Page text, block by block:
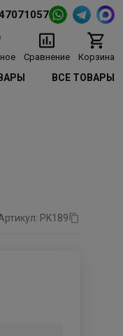
Сравнение Корзина
ВСЕ ТОВАРЫ
PK189